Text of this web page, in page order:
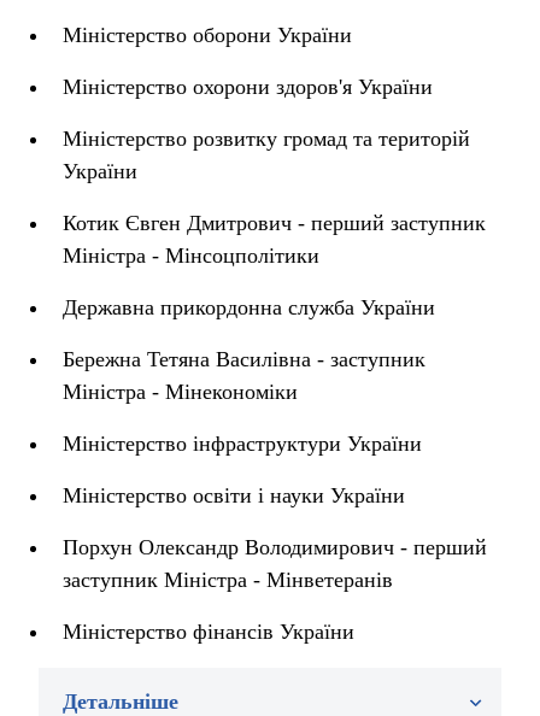
Міністерство оборони України
Міністерство охорони здоров'я України
Міністерство розвитку громад та територій
України
Котик Євген Дмитрович - перший заступник
Міністра - Мінсоцполітики
Державна прикордонна служба України
Бережна Тетяна Василівна - заступник
Міністра - Мінекономіки
Міністерство інфраструктури України
Міністерство освіти і науки України
Порхун Олександр Володимирович - перший
заступник Міністра - Мінветеранів
Міністерство фінансів України
Детальніше